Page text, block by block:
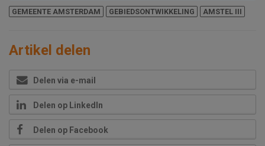
GEMEENTE AMSTERDAM GEBIEDSONTWIKKELING AMSTEL III
Artikel delen
Delen via e-mail
Delen op LinkedIn
Delen op Facebook